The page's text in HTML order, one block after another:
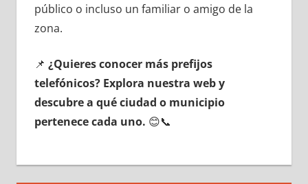
público ο incluso un familiar ο amigo dе la
zona.
📌 ¿Quieres conocer mа́s prefijos
telefónicos? Explora nuestra web у
descubre а qué ciudad ο municipio
pertenece cada uno. 😊📞